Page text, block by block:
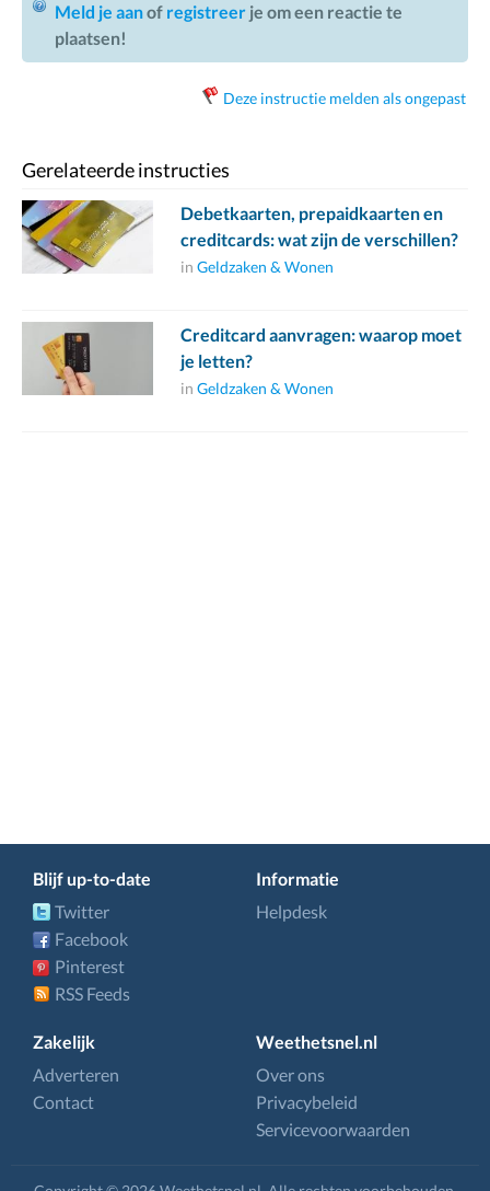
Meld je aanof registreer je om een reactie te
plaatsen!
Deze instructie melden als ongepast
Gerelateerde instructies
Debetkaarten, prepaidkaarten en
creditcards: wat zijn de verschillen?
in Geldzaken & Wonen
Creditcard aanvragen: waarop moet
je letten?
in Geldzaken & Wonen
Blijf up-to-date
Twitter
Facebook
Pinterest
RSS Feeds
Informatie
Helpdesk
Zakelijk
Adverteren
Contact
Weethetsnel.nl
Over ons
Privacybeleid
Servicevoorwaarden